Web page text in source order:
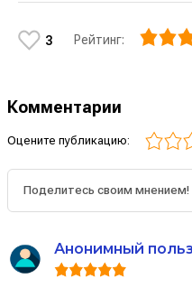
3 Рейтинг:
Комментарии
Оцените публикацию:
Анонимный